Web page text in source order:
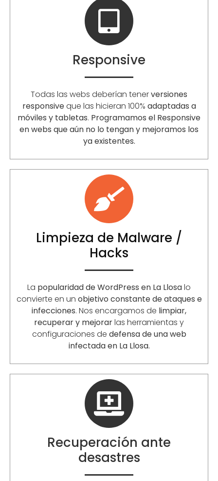
Responsive
Todas las webs deberían tenerversiones
responsiveque las hicieran 100% adaptadas a
móviles y tabletas. Programamos el Responsive
en webs que aún no lo tengan y mejoramos los
ya existentes.
Limpieza de Malware /
Hacks
La popularidad de WordPress en La Llosalo
convierte en un objetivo constante de ataques e
infecciones. Nos encargamos de limpiar,
recuperar y mejorarlas herramientas y
configuraciones de defensa de una web
infectada en La Llosa.
Recuperación ante
desastres